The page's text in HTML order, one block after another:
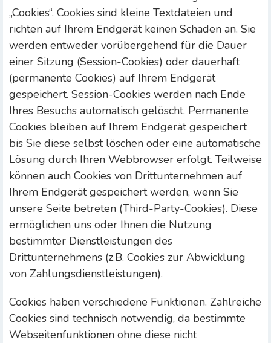
„Cookies“. Cookies sind kleine Textdateien und
richten auf Ihrem Endgerät keinen Schaden an. Sie
werden entweder vorübergehend für die Dauer
einer Sitzung (Session-Cookies) oder dauerhaft
(permanente Cookies) auf Ihrem Endgerät
gespeichert. Session-Cookies werden nach Ende
Ihres Besuchs automatisch gelöscht. Permanente
Cookies bleiben auf Ihrem Endgerät gespeichert
bis Sie diese selbst löschen oder eine automatische
Lösung durch Ihren Webbrowser erfolgt. Teilweise
können auch Cookies von Drittunternehmen auf
Ihrem Endgerät gespeichert werden, wenn Sie
unsere Seite betreten (Third-Party-Cookies). Diese
ermöglichen uns oder Ihnen die Nutzung
bestimmter Dienstleistungen des
Drittunternehmens (z.B. Cookies zur Abwicklung
von Zahlungsdienstleistungen).
Cookies haben verschiedene Funktionen. Zahlreiche
Cookies sind technisch notwendig, da bestimmte
Webseitenfunktionen ohne diese nicht